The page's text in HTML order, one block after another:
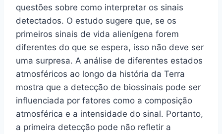
questões sobre como interpretar os sinais
detectados. O estudo sugere que, se os
primeiros sinais de vida alienígena forem
diferentes do que se espera, isso não deve ser
uma surpresa. A análise de diferentes estados
atmosféricos ao longo da história da Terra
mostra que a detecção de biossinais pode ser
influenciada por fatores como a composição
atmosférica e a intensidade do sinal. Portanto,
a primeira detecção pode não refletir a